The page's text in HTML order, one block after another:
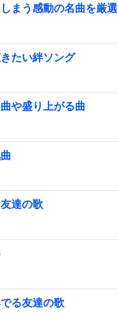
まう感動の名曲を厳選
たい絆ソング
や盛り上がる曲
達の歌
る友達の歌